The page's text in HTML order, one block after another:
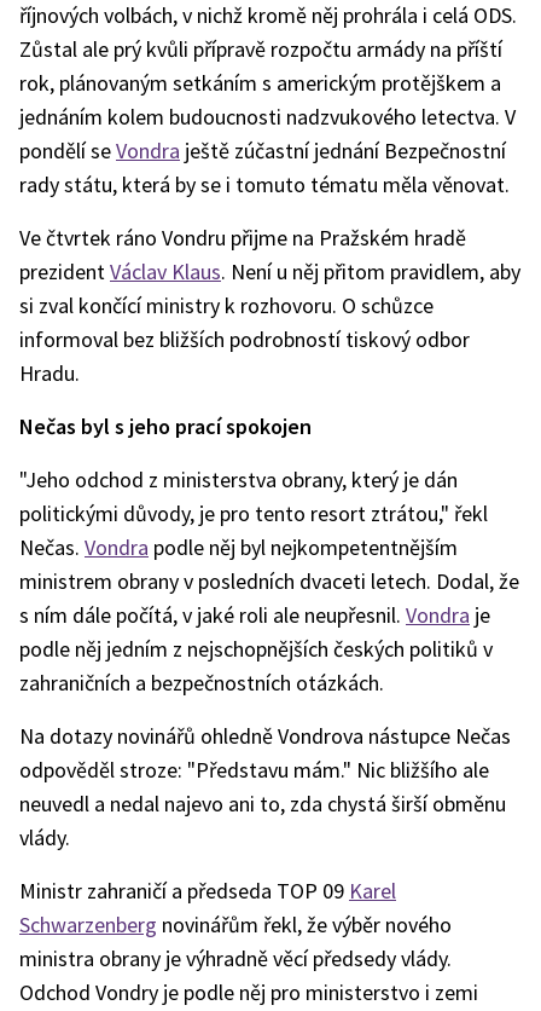
říjnových volbách, v nichž kromě něj prohrála i celá ODS.
Zůstal ale prý kvůli přípravě rozpočtu armády na příští
rok, plánovaným setkáním s americkým protějškem a
jednáním kolem budoucnosti nadzvukového letectva. V
pondělí seVondra ještě zúčastní jednání Bezpečnostní
rady státu, která by se i tomuto tématu měla věnovat.
Ve čtvrtek ráno Vondru přijme na Pražském hradě
prezidentVáclav Klaus. Není u něj přitom pravidlem, aby
si zval končící ministry k rozhovoru. O schůzce
informoval bez bližších podrobností tiskový odbor
Hradu.
Nečas byl s jeho prací spokojen
"Jeho odchod z ministerstva obrany, který je dán
politickými důvody, je pro tento resort ztrátou," řekl
Nečas. Vondra podle něj byl nejkompetentnějším
ministrem obrany v posledních dvaceti letech. Dodal, že
s ním dále počítá, v jaké roli ale neupřesnil. Vondra je
podle něj jedním z nejschopnějších českých politiků v
zahraničních a bezpečnostních otázkách.
Na dotazy novinářů ohledně Vondrova nástupce Nečas
odpověděl stroze: "Představu mám." Nic bližšího ale
neuvedl a nedal najevo ani to, zda chystá širší obměnu
vlády.
Ministr zahraničí a předseda TOP 09 Karel
Schwarzenberg novinářům řekl, že výběr nového
ministra obrany je výhradně věcí předsedy vlády.
Odchod Vondry je podle něj pro ministerstvo i zemi